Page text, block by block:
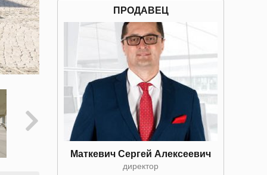
ПРОДАВЕЦ
Маткевич Сергей Алексеевич
директор